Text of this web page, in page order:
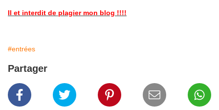
Il et interdit de plagier mon blog !!!!
#entrées
Partager